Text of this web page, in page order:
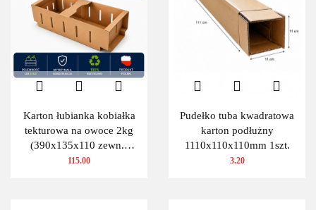
Karton łubianka kobiałka
tekturowa na owoce 2kg
(390x135x110 zewn.)
100 szt.
115.00
Pudełko tuba kwadratowa
karton podłużny
1110x110x110mm 1szt.
3.20